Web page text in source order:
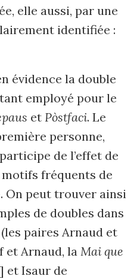
elle aussi, par une
identifiée :
évidence la double
employé pour le
et Pòstfaci. Le
personne,
de l’effet de
fréquents de
On peut trouver ainsi
de doubles dans
paires Arnaud et
et Arnaud, la Mai que
et Isaur de